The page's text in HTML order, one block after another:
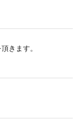
きます。